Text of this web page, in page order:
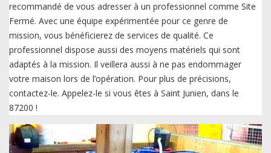
recommandé de vous adresser à un professionnel comme Site
Fermé. Avec une équipe expérimentée pour ce genre de
mission, vous bénéficierez de services de qualité. Ce
professionnel dispose aussi des moyens matériels qui sont
adaptés à la mission. Il veillera aussi à ne pas endommager
votre maison lors de l’opération. Pour plus de précisions,
contactez-le. Appelez-le si vous êtes à Saint Junien, dans le
87200 !